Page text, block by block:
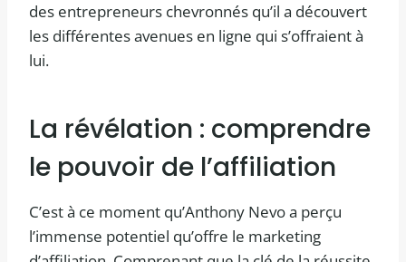
des entrepreneurs chevronnés qu’il a découvert
les différentes avenues en ligne qui s’offraient à
lui.
La révélation : comprendre
le pouvoir de l’affiliation
C’est à ce moment qu’Anthony Nevo a perçu
l’immense potentiel qu’offre le marketing